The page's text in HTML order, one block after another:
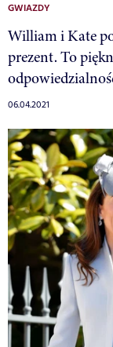
GWIAZDY
William i Kate
prezent. To
06.04.2021